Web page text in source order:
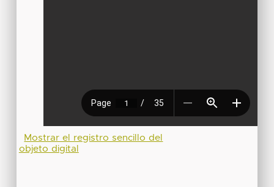
Mostrar el registro sencillo del
objeto digital